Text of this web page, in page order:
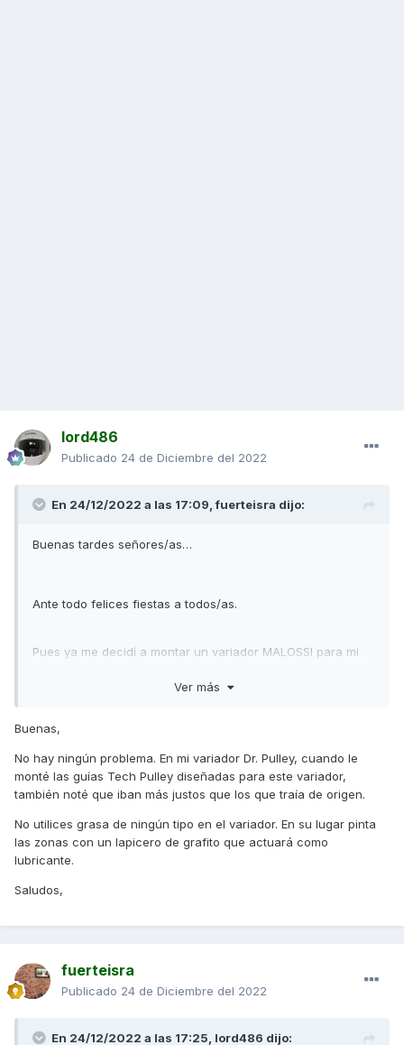
lord486
Publicado 24 de Diciembre del 2022
En 24/12/2022 a las 17:09,fuerteisra dijo:
Buenas tardes señores/as…
Ante todo felices fiestas a todos/as.
Pues ya me decidí a montar un variador MALOSSI para mi
he dado cuenta que se queda muy ajustado y hay que
hacer fuerza para que se deslice. Alguien me puede decir
si las guías llevan grasa o no para aligerar ese movimiento?
Muchas gracias
Ver más
Buenas,
No hay ningún problema. En mi variador Dr. Pulley, cuando le
monté las guías Tech Pulley diseñadas para este variador,
también noté que iban más justos que los que traía de origen.
No utilices grasa de ningún tipo en el variador. En su lugar pinta
las zonas con un lapicero de grafito que actuará como
lubricante.
Saludos,
fuerteisra
Publicado 24 de Diciembre del 2022
En 24/12/2022 a las 17:25, lord486 dijo: